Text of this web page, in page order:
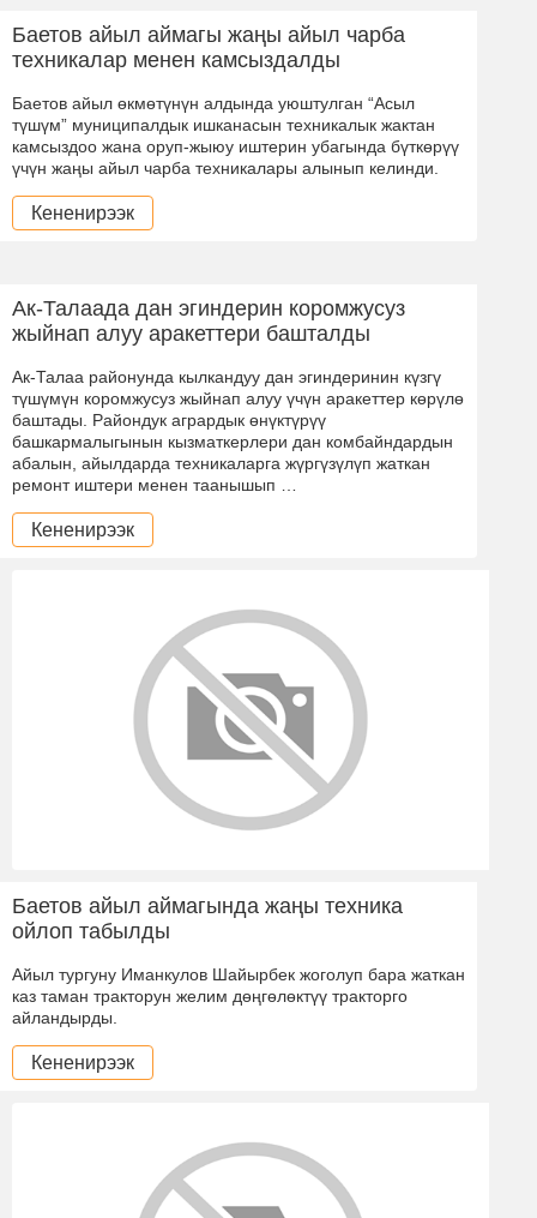
Баетов айыл аймагы жаңы айыл чарба
техникалар менен камсыздалды
Баетов айыл өкмөтүнүн алдында уюштулган “Асыл
түшүм” муниципалдык ишканасын техникалык жактан
камсыздоо жана оруп-жыюу иштерин убагында бүткөрүү
үчүн жаңы айыл чарба техникалары алынып келинди.
Кененирээк
Ак-Талаада дан эгиндерин коромжусуз
жыйнап алуу аракеттери башталды
Ак-Талаа районунда кылкандуу дан эгиндеринин күзгү
түшүмүн коромжусуз жыйнап алуу үчүн аракеттер көрүлө
баштады. Райондук агрардык өнүктүрүү
башкармалыгынын кызматкерлери дан комбайндардын
абалын, айылдарда техникаларга жүргүзүлүп жаткан
ремонт иштери менен таанышып …
Кененирээк
Баетов айыл аймагында жаңы техника
ойлоп табылды
Айыл тургуну Иманкулов Шайырбек жоголуп бара жаткан
каз таман тракторун желим дөңгөлөктүү тракторго
айландырды.
Кененирээк